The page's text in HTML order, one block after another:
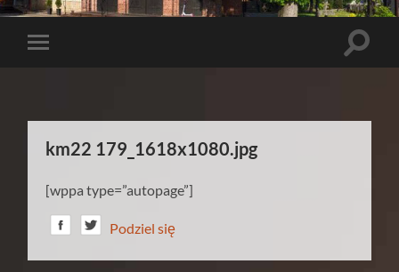
Toggle
Toggle
km22 179_1618x1080.jpg
[wppa type=”autopage”]
Podziel się